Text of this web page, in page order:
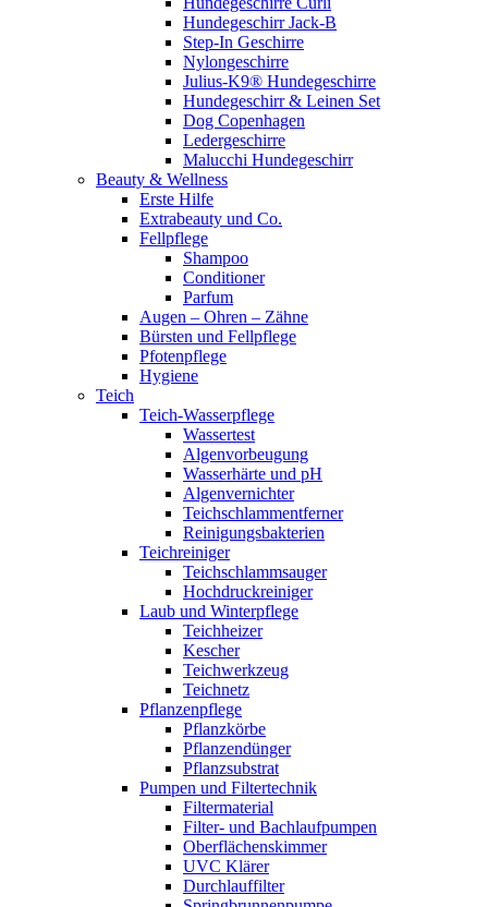
Hundegeschirr Jack-B
Step-In Geschirre
Nylongeschirre
Julius-K9® Hundegeschirre
Hundegeschirr & Leinen Set
Dog Copenhagen
Ledergeschirre
Malucchi Hundegeschirr
Beauty & Wellness
Erste Hilfe
Extrabeauty und Co.
Fellpflege
Shampoo
Conditioner
Parfum
Augen – Ohren – Zähne
Bürsten und Fellpflege
Pfotenpflege
Hygiene
Teich
Teich-Wasserpflege
Wassertest
Algenvorbeugung
Wasserhärte und pH
Algenvernichter
Teichschlammentferner
Reinigungsbakterien
Teichreiniger
Teichschlammsauger
Hochdruckreiniger
Laub und Winterpflege
Teichheizer
Kescher
Teichwerkzeug
Teichnetz
Pflanzenpflege
Pflanzkörbe
Pflanzendünger
Pflanzsubstrat
Pumpen und Filtertechnik
Filtermaterial
Filter- und Bachlaufpumpen
Oberflächenskimmer
UVC Klärer
Durchlauffilter